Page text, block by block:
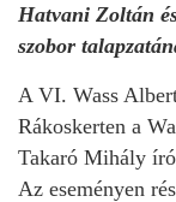
Hatvani Zoltán
szobor
A VI. Wass
Rákoskerten a
Takaró Mihály
Az eseményen